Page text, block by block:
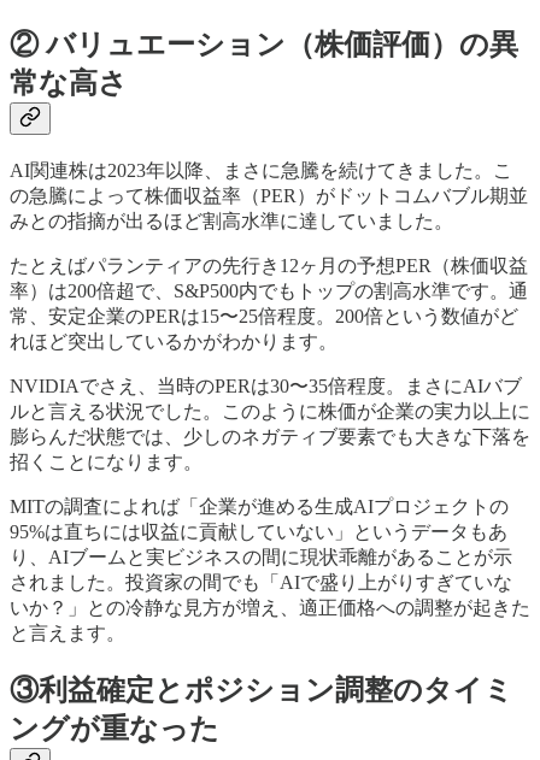
② バリュエーション（株価評価）の異
常な高さ
AI関連株は2023年以降、まさに急騰を続けてきました。こ
の急騰によって株価収益率（PER）がドットコムバブル期並
みとの指摘が出るほど割高水準に達していました。
たとえばパランティアの先行き12ヶ月の予想PER（株価収益
率）は200倍超で、S&P500内でもトップの割高水準です。通
常、安定企業のPERは15〜25倍程度。200倍という数値がど
れほど突出しているかがわかります。
NVIDIAでさえ、当時のPERは30〜35倍程度。まさにAIバブ
ルと言える状況でした。このように株価が企業の実力以上に
膨らんだ状態では、少しのネガティブ要素でも大きな下落を
招くことになります。
MITの調査によれば「企業が進める生成AIプロジェクトの
95%は直ちには収益に貢献していない」というデータもあ
り、AIブームと実ビジネスの間に現状乖離があることが示
されました。投資家の間でも「AIで盛り上がりすぎていな
いか？」との冷静な見方が増え、適正価格への調整が起きた
と言えます。
③利益確定とポジション調整のタイミ
ングが重なった